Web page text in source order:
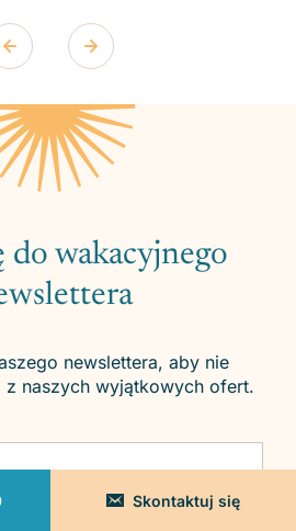
Skontaktuj się
do wakacyjnego
newslettera, aby nie
z naszych wyjątkowych ofert.